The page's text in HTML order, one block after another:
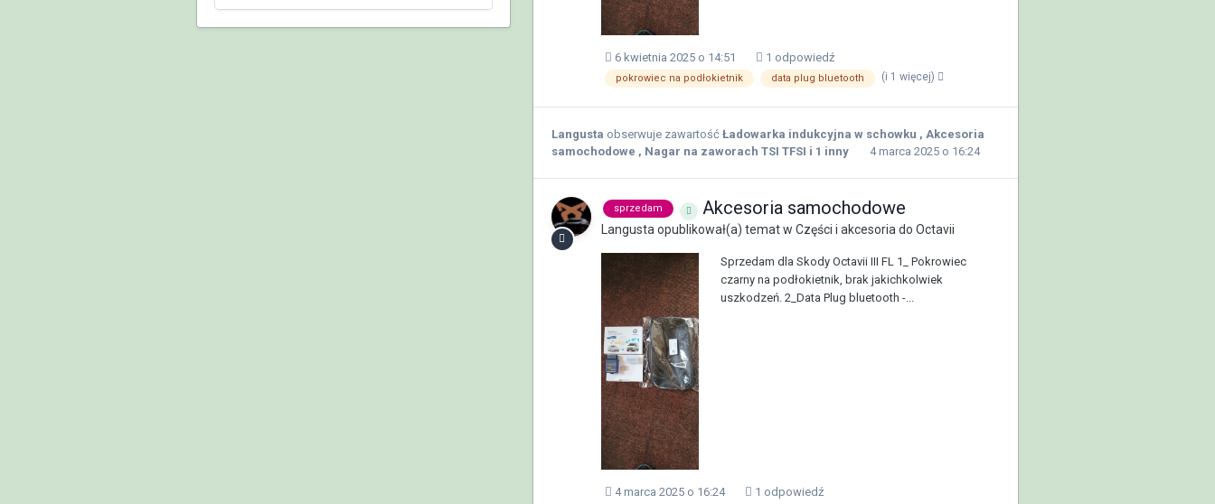
6 kwietnia 2025 o 14:51 1 odpowiedź
pokrowiec na podłokietnik data plug bluetooth (i 1 więcej)
Langusta obserwuje zawartość Ładowarka indukcyjna w schowku , Akcesoria
samochodowe , Nagar na zaworach TSI TFSI i 1 inny 4 marca 2025 o 16:24
sprzedam Akcesoria samochodowe
Langusta opublikował(a) temat w Części i akcesoria do Octavii
Sprzedam dla Skody Octavii III FL 1_ Pokrowiec
czarny na podłokietnik, brak jakichkolwiek
uszkodzeń. 2_Data Plug bluetooth -...
4 marca 2025 o 16:24 1 odpowiedź